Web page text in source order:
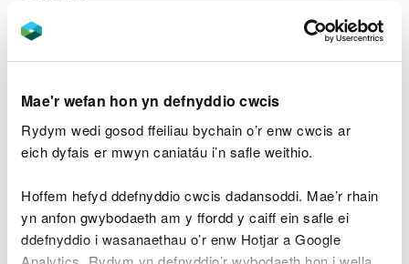
Mae'r wefan hon yn defnyddio cwcis
Rydym wedi gosod ffeiliau bychain o’r enw cwcis ar
eich dyfais er mwyn caniatáu i’n safle weithio.
Hoffem hefyd ddefnyddio cwcis dadansoddi. Mae’r rhain
yn anfon gwybodaeth am y ffordd y caiff ein safle ei
ddefnyddio i wasanaethau o’r enw Hotjar a Google
Parhau i gynnal ffynhonnell gynaliadwy o bren
ystod o rywogaethau gwahanol wrth ailblannu.
Gwella amrywiaeth strwythurol gyda rheolaeth
LISS pan yn briodol, gan ystyried maint, graddfa,
ac amserlen unrhyw doriadau er mwyn osgoi
torri’rcoupescyfochrog. Dylid cadw’r cnydau
strwythur a photensial cynhyrchu’r coetir.
Cynnal a gwella’r defnydd hamdden o’r safle.